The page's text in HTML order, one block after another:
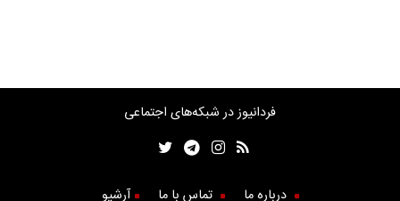
فردانیوز در شبکه‌های اجتماعی
درباره ما تماس با ما آرشیو